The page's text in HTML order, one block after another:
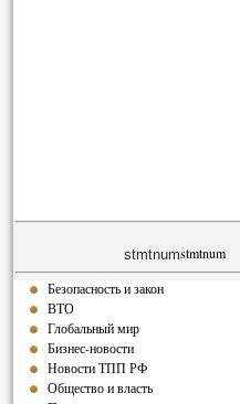
stmtnumstmtnum
Безопасность и закон
ВТО
Глобальный мир
Бизнес-новости
Новости ТПП РФ
Общество и власть